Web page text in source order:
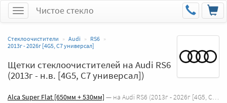
МенюЧистое стекло
Стеклоочистители Audi
RS6
2013г - 2026г [4G5, C7 универсал]
Щетки стеклоочистителей на Audi RS6
(2013г - н.в. [4G5, C7 универсал])
Alca Super Flat [650мм + 530мм] — на Audi RS6 (2013г - 2026г [4G5, C7 универсал] )